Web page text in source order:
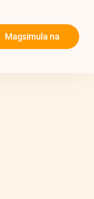
Magsimula na